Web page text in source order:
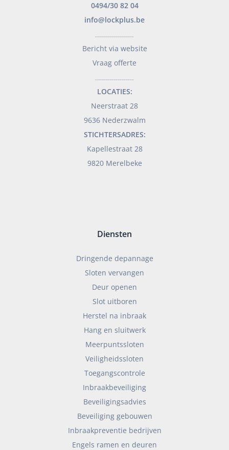
0494/30 82 04
info@lockplus.be
Bericht via website
Vraag offerte
LOCATIES:
Neerstraat 28
9636 Nederzwalm
STICHTERSADRES:
Kapellestraat 28
9820 Merelbeke
Diensten
Dringende depannage
Sloten vervangen
Deur openen
Slot uitboren
Herstel na inbraak
Hang en sluitwerk
Meerpuntssloten
Veiligheidssloten
Toegangscontrole
Inbraakbeveiliging
Beveiligingsadvies
Beveiliging gebouwen
Inbraakpreventie bedrijven
Engels ramen en deuren